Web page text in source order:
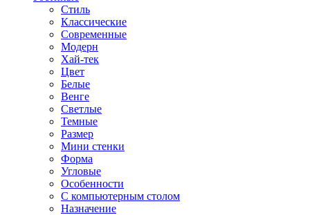
Стиль
Классические
Современные
Модерн
Хай-тек
Цвет
Белые
Венге
Светлые
Темные
Размер
Мини стенки
Форма
Угловые
Особенности
С компьютерным столом
Назначение